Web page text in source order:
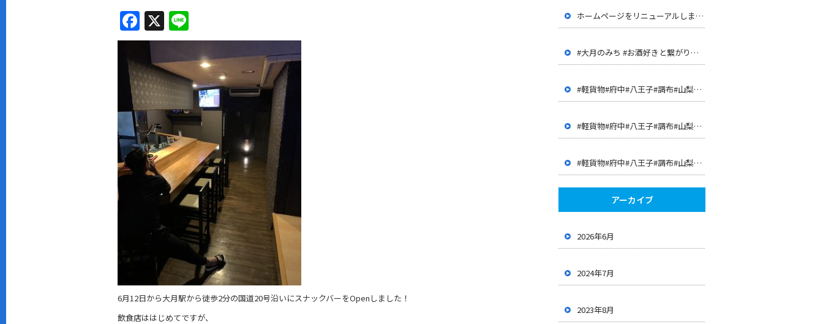
F
a
c
e
b
o
o
k
X
n
e
6月12日から大月駅から徒歩2分の国道20号沿いにスナックバーをOpenしました！
飲食店ははじめてですが、
ホームページをリニューアルしました。
#大月のみち #お酒好きと繋がりたい #大月 #山梨 #店長が 経歴が面白い #JR大月駅 #上野原 #呑み屋
#軽貨物#府中#八王子#調布#山梨#甲府#世田谷#三鷹#多摩地 区#客室清掃#ハウスクリーニング#ドライバー#配達
#軽貨物#府中#八王子#調布#山梨#甲府#世田谷#三鷹#多摩地 区#客室清掃#ハウスクリーニング#ドライバー#配達
#軽貨物#府中#八王子#調布#山梨#甲府#世田谷#三鷹#多摩地 区#客室清掃#ハウスクリーニング#ドライバー#配達
アーカイブ
2026年6月
2024年7月
2023年8月